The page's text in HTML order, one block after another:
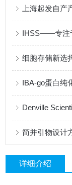
上海起发自产
IHSS——专注
细胞存储新选
IBA-go蛋白纯
Denville
简并引物设计
详细介绍